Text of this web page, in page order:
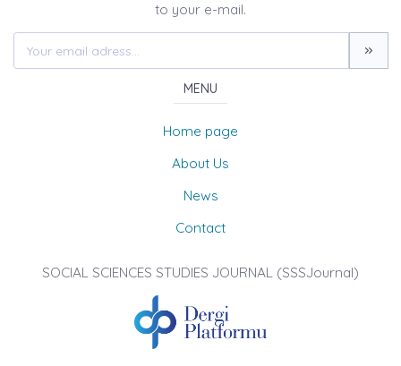
to your e-mail.
MENU
Home page
About Us
News
Contact
SOCIAL SCIENCES STUDIES JOURNAL (SSSJournal)